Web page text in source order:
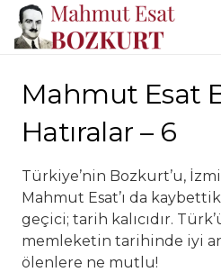
Mahmut Esat
Hatıralar – 6
Türkiye’nin Bozkurt’u,
Mahmut Esat’ı da
geçici; tarih kalıcıdır.
memleketin tarihinde iyi
ölenlere ne mutlu!